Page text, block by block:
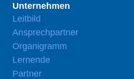
Unternehmen
Leitbild
Ansprechpartner
Organigramm
Lernende
Partner